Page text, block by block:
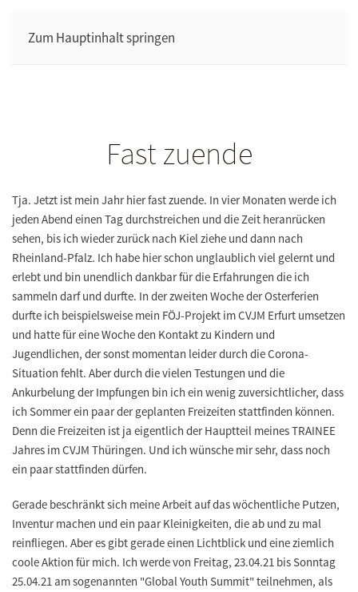
Zum Hauptinhalt springen
Fast zuende
Tja. Jetzt ist mein Jahr hier fast zuende. In vier Monaten werde ich
jeden Abend einen Tag durchstreichen und die Zeit heranrücken
sehen, bis ich wieder zurück nach Kiel ziehe und dann nach
Rheinland-Pfalz. Ich habe hier schon unglaublich viel gelernt und
erlebt und bin unendlich dankbar für die Erfahrungen die ich
sammeln darf und durfte. In der zweiten Woche der Osterferien
durfte ich beispielsweise mein FÖJ-Projekt im CVJM Erfurt umsetzen
und hatte für eine Woche den Kontakt zu Kindern und
Jugendlichen, der sonst momentan leider durch die Corona-
Situation fehlt. Aber durch die vielen Testungen und die
Ankurbelung der Impfungen bin ich ein wenig zuversichtlicher, dass
ich Sommer ein paar der geplanten Freizeiten stattfinden können.
Denn die Freizeiten ist ja eigentlich der Hauptteil meines TRAINEE
Jahres im CVJM Thüringen. Und ich wünsche mir sehr, dass noch
ein paar stattfinden dürfen.
Gerade beschränkt sich meine Arbeit auf das wöchentliche Putzen,
Inventur machen und ein paar Kleinigkeiten, die ab und zu mal
reinfliegen. Aber es gibt gerade einen Lichtblick und eine ziemlich
coole Aktion für mich. Ich werde von Freitag, 23.04.21 bis Sonntag
25.04.21 am sogenannten "Global Youth Summit" teilnehmen, als